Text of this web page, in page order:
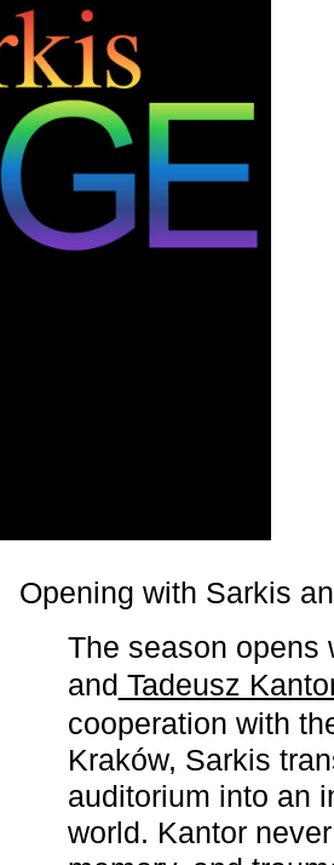
Opening with Sarkis
The season opens
and Tadeusz
cooperation with
Kraków, Sarkis
auditorium into an
world. Kantor